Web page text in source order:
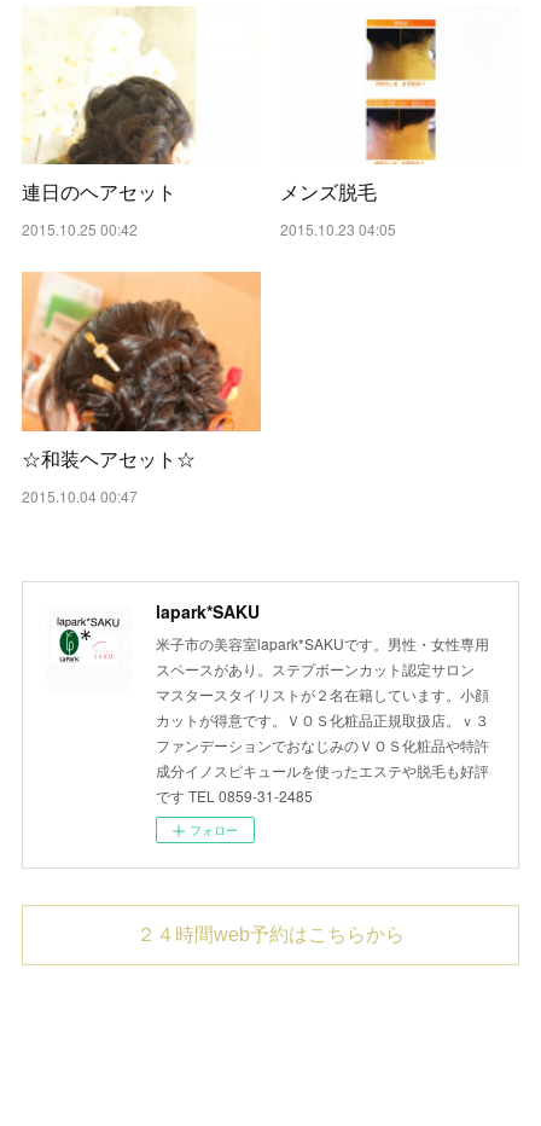
連日のヘアセット
2015.10.25 00:42
メンズ脱毛
2015.10.23 04:05
☆和装ヘアセット☆
2015.10.04 00:47
lapark*SAKU
米子市の美容室lapark*SAKUです。男性・女性専用
スペースがあり。ステプボーンカット認定サロン
マスタースタイリストが２名在籍しています。小顔
カットが得意です。ＶＯＳ化粧品正規取扱店。ｖ３
ファンデーションでおなじみのＶＯＳ化粧品や特許
成分イノスピキュールを使ったエステや脱毛も好評
です TEL 0859-31-2485
フォロー
２４時間web予約はこちらから